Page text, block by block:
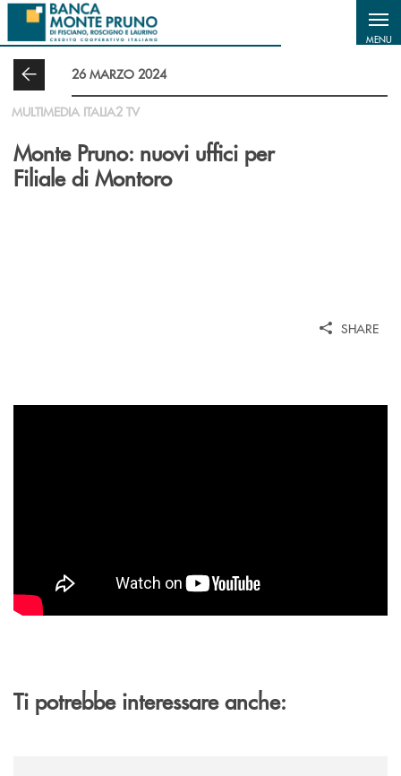
Salta al contenuto principale
MENU
26 MARZO 2024
MULTIMEDIA ITALIA2 TV
Monte Pruno: nuovi uffici per
Filiale di Montoro
SHARE
Ti potrebbe interessare anche: